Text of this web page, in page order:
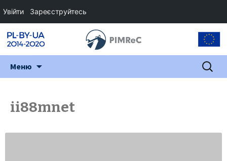
Меню Пошук:
ii88mnet
Увійти Зареєструйтесь